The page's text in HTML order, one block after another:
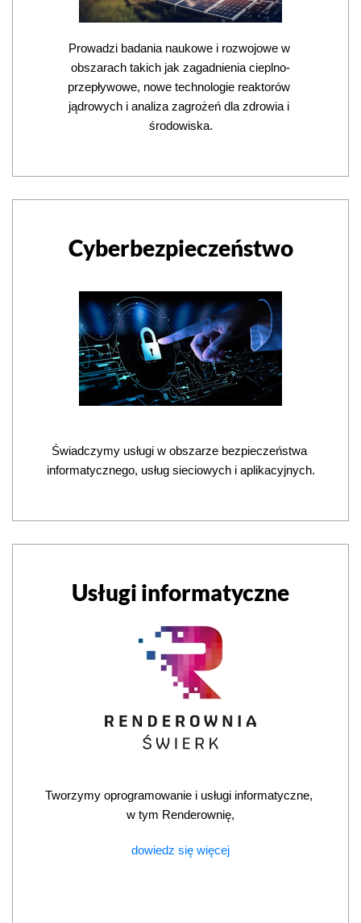
Prowadzi badania naukowe i rozwojowe w
obszarach takich jak zagadnienia cieplno-
przepływowe, nowe technologie reaktorów
jądrowych i analiza zagrożeń dla zdrowia i
środowiska.
Cyberbezpieczeństwo
Świadczymy usługi w obszarze bezpieczeństwa
informatycznego, usług sieciowych i aplikacyjnych.
Usługi informatyczne
Tworzymy oprogramowanie i usługi informatyczne,
w tym Renderownię,
dowiedz się więcej